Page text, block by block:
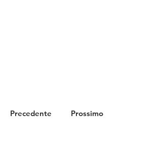
Precedente Prossimo